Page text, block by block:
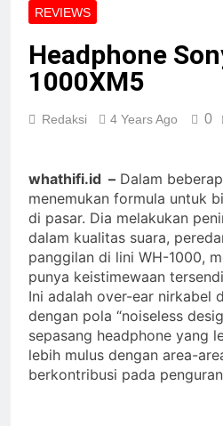
REVIEWS
Headphone
1000XM5
Redaksi 4 Years Ago 0
whathifi.id – Dalam
menemukan formula untuk
di pasar. Dia melakukan
dalam kualitas suara,
panggilan di lini WH-1000,
punya keistimewaan
Ini adalah over-ear nirkabel
dengan pola “noiseless
sepasang headphone yang
lebih mulus dengan area-
berkontribusi pada